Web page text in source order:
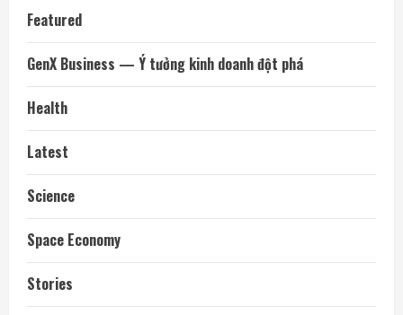
Featured
GenX Business — Ý tưởng kinh doanh đột phá
Health
Latest
Science
Space Economy
Stories